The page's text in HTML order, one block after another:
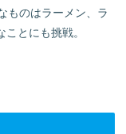
ものはラーメン、ラ
とにも挑戦。